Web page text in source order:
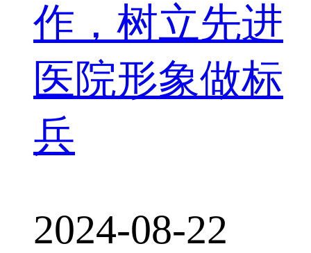
作，树立先进
医院形象做标
兵
2024-08-22